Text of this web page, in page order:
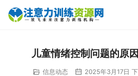
儿童情绪控制问题的原
信息动态 2025年3月17日